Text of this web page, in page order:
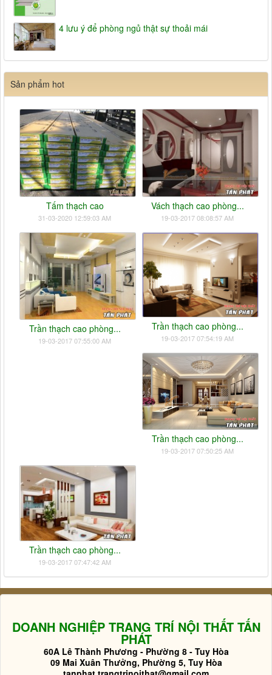
4 lưu ý để phòng ngủ thật sự thoải mái
Sản phẩm hot
Tấm thạch cao
31-03-2020 12:59:03 AM
Vách thạch cao phòng...
19-03-2017 08:08:57 AM
Trần thạch cao phòng...
19-03-2017 07:55:00 AM
Trần thạch cao phòng...
19-03-2017 07:54:19 AM
Trần thạch cao phòng...
19-03-2017 07:50:25 AM
Trần thạch cao phòng...
19-03-2017 07:47:42 AM
DOANH NGHIỆP TRANG TRÍ NỘI THẤT TẤN
PHÁT
60A Lê Thành Phương - Phường 8 - Tuy Hòa
09 Mai Xuân Thưởng, Phường 5, Tuy Hòa